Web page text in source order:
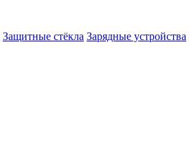
Защитные стёкла Зарядные устройства